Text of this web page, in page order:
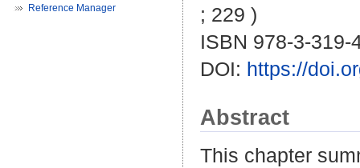
Reference Manager
; 229 )
ISBN 978-3-319-
DOI: https://
Abstract
This chapter